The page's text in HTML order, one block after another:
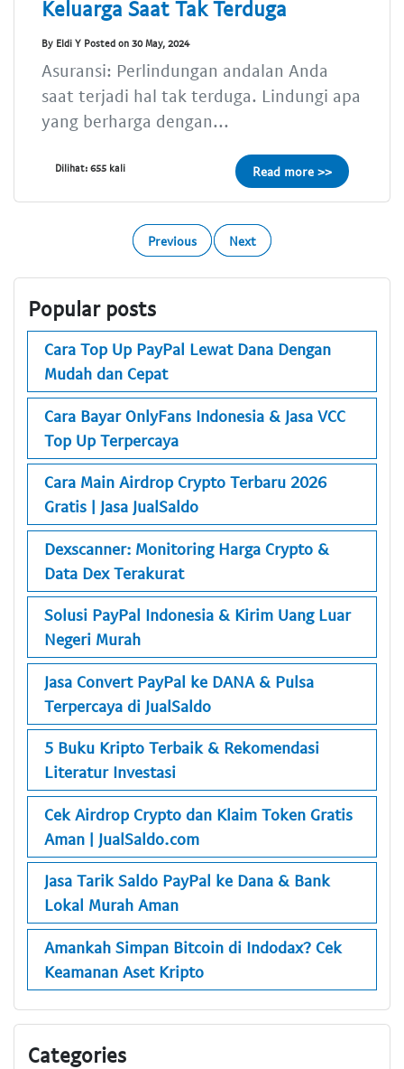
Keluarga Saat Tak Terduga
By Eldi Y Posted on 30 May, 2024
Asuransi: Perlindungan andalan Anda
saat terjadi hal tak terduga. Lindungi apa
yang berharga dengan...
Dilihat: 655 kali Read more >>
Previous Next
Popular posts
Cara Top Up PayPal Lewat Dana Dengan
Mudah dan Cepat
Cara Bayar OnlyFans Indonesia & Jasa VCC
Top Up Terpercaya
Cara Main Airdrop Crypto Terbaru 2026
Gratis | Jasa JualSaldo
Dexscanner: Monitoring Harga Crypto &
Data Dex Terakurat
Solusi PayPal Indonesia & Kirim Uang Luar
Negeri Murah
Jasa Convert PayPal ke DANA & Pulsa
Terpercaya di JualSaldo
5 Buku Kripto Terbaik & Rekomendasi
Literatur Investasi
Cek Airdrop Crypto dan Klaim Token Gratis
Aman | JualSaldo.com
Jasa Tarik Saldo PayPal ke Dana & Bank
Lokal Murah Aman
Amankah Simpan Bitcoin di Indodax? Cek
Keamanan Aset Kripto
Categories